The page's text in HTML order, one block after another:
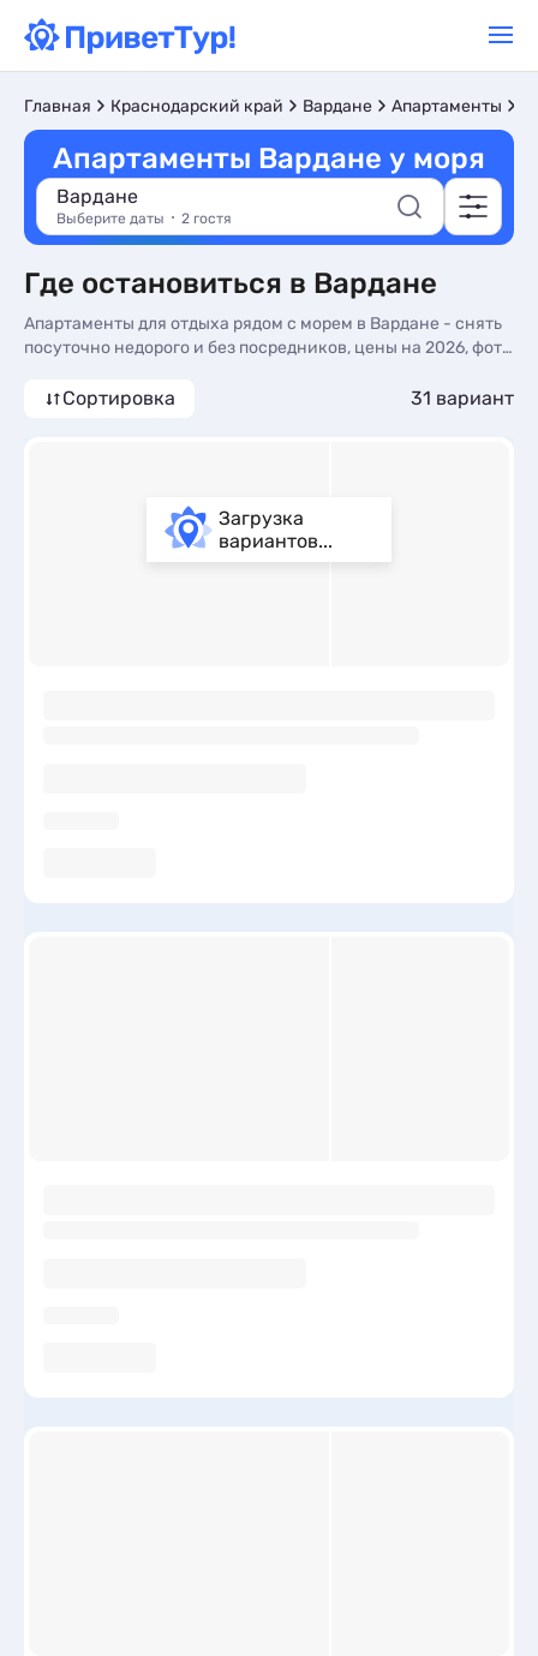
Главная Краснодарский край Вардане Апартаменты
Апартаменты Вардане у моря
Вардане
Выберите даты 2 гостя
Где остановиться в Вардане
Апартаменты для отдыха рядом с морем в Вардане - снять
посуточно недорого и без посредников, цены на 2026, фото
моря в Вардане - более 30 вариантов, от 1596 руб,
Сортировка 31 вариант
Загрузка
вариантов...